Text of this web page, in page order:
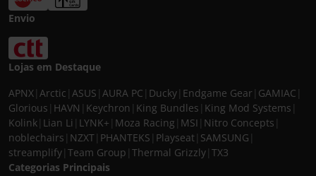
Envio
Lojas em Destaque
APNX Arctic ASUS AURA PC Ducky Endgame Gear GAMIAC
Glorious HAVN Keychron King Bundles King Mod Systems
Kolink Lian Li LYNK+ Moza Racing MSI Nitro Concepts
noblechairs NZXT PHANTEKS Playseat SAMSUNG
streamplify Team Group Thermal Grizzly TX3
Categorias Principais